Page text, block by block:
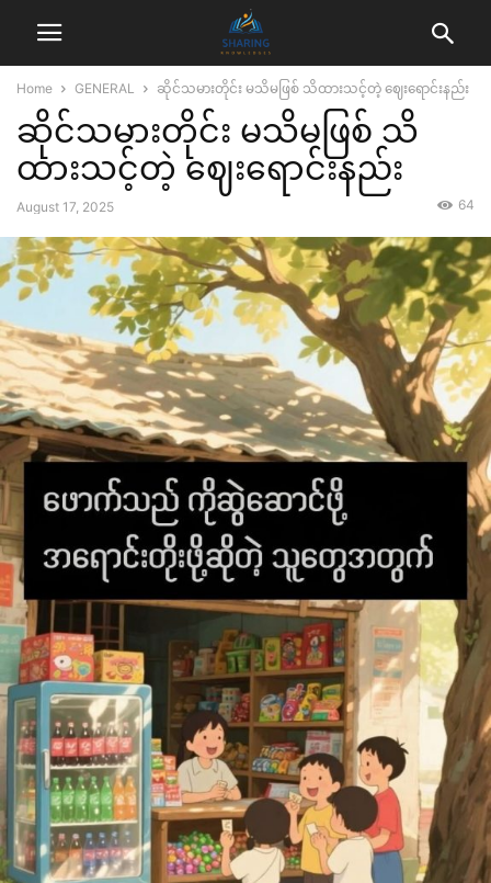
Home GENERAL ဆိုင်သမားတိုင်း မသိမဖြစ် သိထားသင့်တဲ့ ဈေးရောင်းနည်း
ဆိုင်သမားတိုင်း မသိမဖြစ် သိ
ထားသင့်တဲ့ ဈေးရောင်းနည်း
August 17, 2025 64